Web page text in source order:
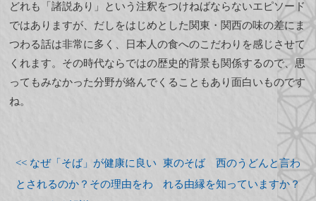
どれも「諸説あり」という注釈をつけねばならないエピソード
ではありますが、だしをはじめとした関東・関西の味の差にま
つわる話は非常に多く、日本人の食へのこだわりを感じさせて
くれます。その時代ならではの歴史的背景も関係するので、思
ってもみなかった分野が絡んでくることもあり面白いものです
ね。
<< なぜ「そば」が健康に良い
とされるのか？その理由をわ
東のそば 西のうどんと言わ
れる由縁を知っていますか？